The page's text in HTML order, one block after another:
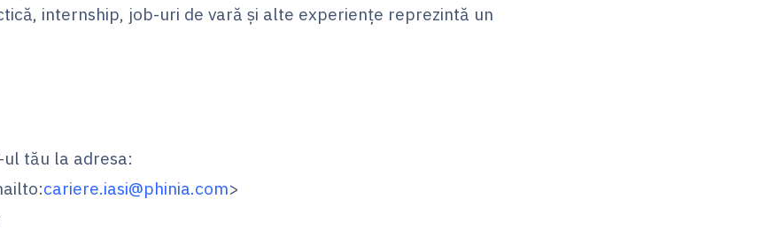
internship, job-uri de vară și alte experiențe reprezintă un
tău la adresa:
cariere.iasi@phinia.com>